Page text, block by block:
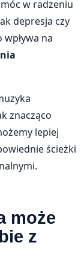
w radzeniu
depresja czy
na
znacząco
lepiej
ścieżki
może
z